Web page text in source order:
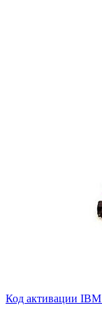
Код активации